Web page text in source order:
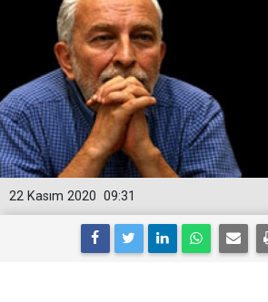
09:31
22 Kasım 2020